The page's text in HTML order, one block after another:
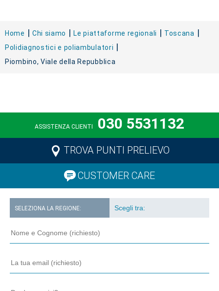
Home Chi siamo Le piattaforme regionali
Toscana
Polidiagnostici e poliambulatori
Piombino, Viale della Repubblica
ASSISTENZA CLIENTI 030 5531132
TROVA PUNTI PRELIEVO
CUSTOMER CARE
SELEZIONA LA REGIONE: